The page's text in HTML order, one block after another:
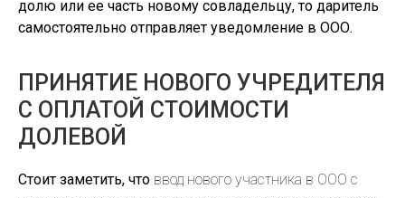
долю или ее часть новому совладельцу, то даритель
самостоятельно отправляет уведомление в ООО.
ПРИНЯТИЕ НОВОГО УЧРЕДИТЕЛЯ
С ОПЛАТОЙ СТОИМОСТИ
ДОЛЕВОЙ
Стоит заметить, что ввод нового участника в ООО с